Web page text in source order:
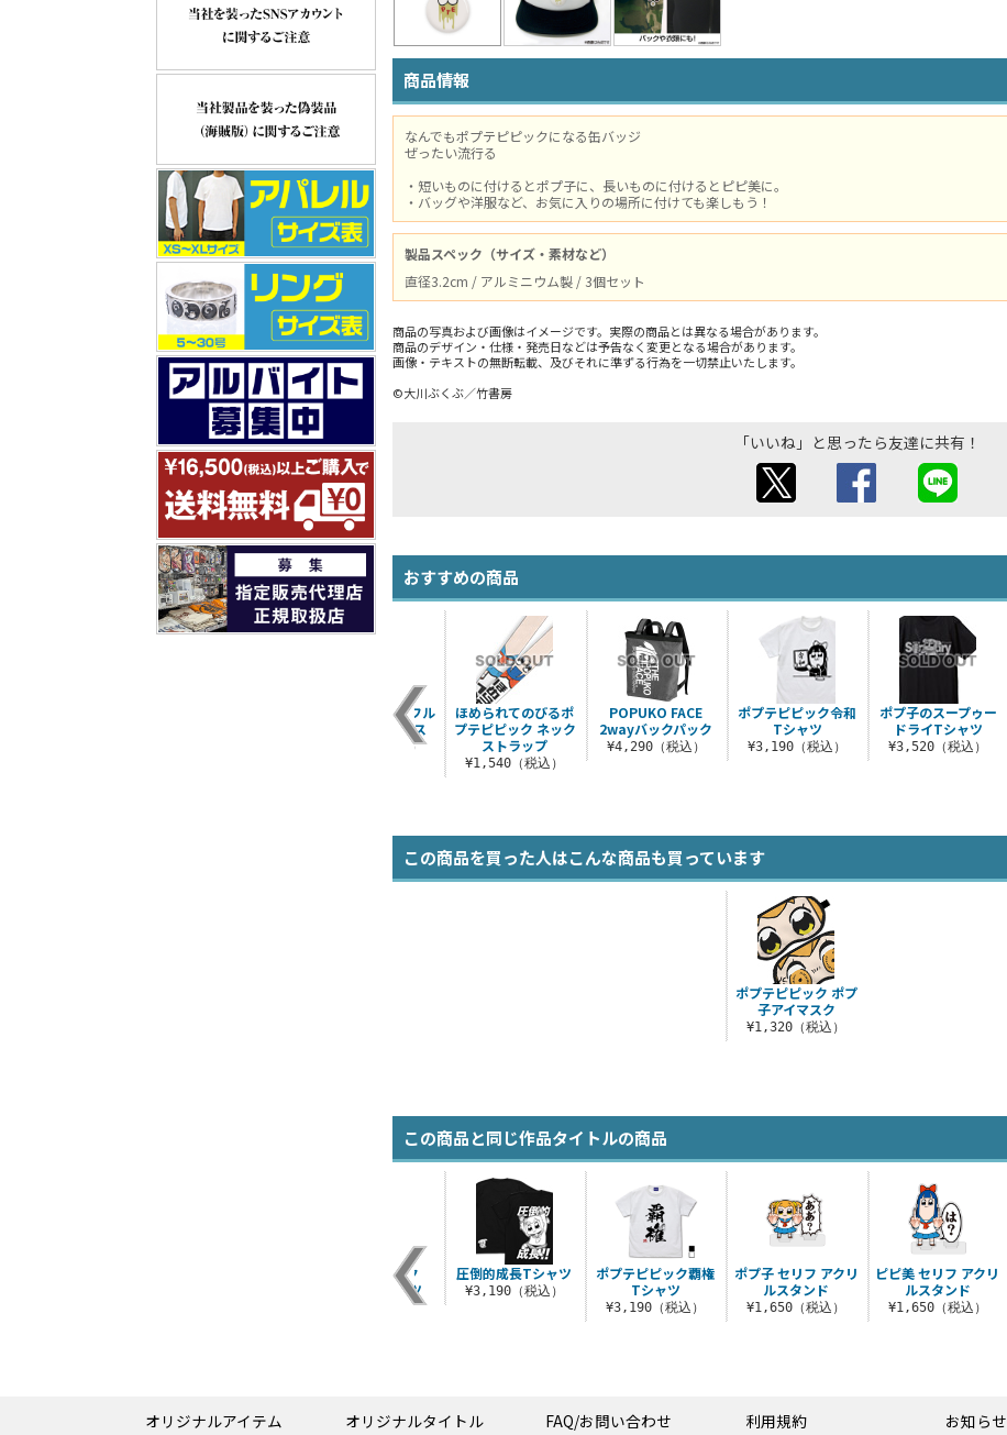
商品情報
なんでもポプテピピックになる缶バッジ
ぜったい流行る
・短いものに付けるとポプ子に、長いものに付けるとピピ美に。
・バッグや洋服など、お気に入りの場所に付けても楽しもう！
製品スペック（サイズ・素材など）
直径3.2cm / アルミニウム製 / 3個セット
商品の写真および画像はイメージです。実際の商品とは異なる場合があります。
商品のデザイン・仕様・発売日などは予告なく変更となる場合があります。
画像・テキストの無断転載、及びそれに準ずる行為を一切禁止いたします。
©大川ぶくぶ／竹書房
「いいね」と思ったら友達に共有！
おすすめの商品
ポプテピピック令和
Tシャツ
¥3,190（税込）
ポプ子のスープゥー
ドライTシャツ
¥3,520（税込）
ボブネミミッミ フル
カラーパスケース
¥1,430（税込）
ほめられてのびるポ
プテピピック ネック
ストラップ
¥1,540（税込）
POPUKO FACE
2wayバックパック
¥4,290（税込）
この商品を買った人はこんな商品も買っています
ポプテピピック ポプ
子アイマスク
¥1,320（税込）
この商品と同じ作品タイトルの商品
ポプ子 セリフ アクリ
ルスタンド
¥1,650（税込）
ピピ美 セリフ アクリ
ルスタンド
¥1,650（税込）
ポプテピピック
SUCKS Tシャツ
¥3,190（税込）
圧倒的成長Tシャツ
¥3,190（税込）
ポプテピピック覇権
Tシャツ
¥3,190（税込）
オリジナルアイテム オリジナルタイトル FAQ/お問い合わせ 利用規約 お知らせ